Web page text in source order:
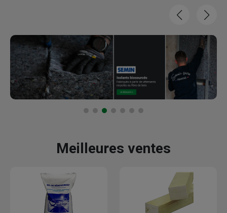
Meilleures ventes